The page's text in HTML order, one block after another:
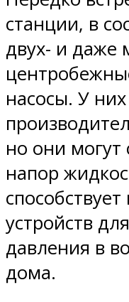
станции, в
двух- и даже
насосы. У
но они могут
напор
устройств
давления в
дома.